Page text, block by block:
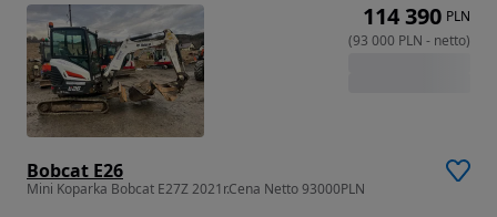
Bobcat E26
Mini Koparka Bobcat E27Z 2021r.Cena Netto 93000PLN
114 390 PLN
(93 000 PLN - netto)